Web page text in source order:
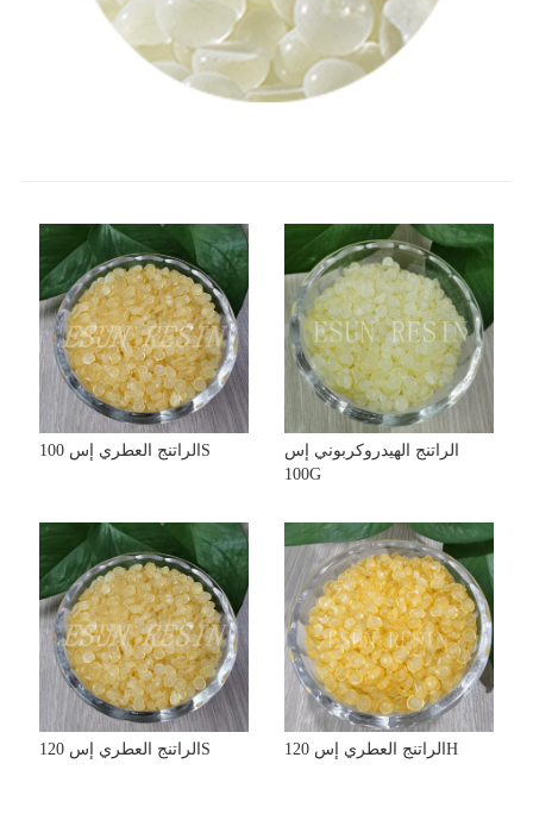
الراتنج العطري إس 100S
الراتنج الهيدروكربوني إس
100G
الراتنج العطري إس 120S الراتنج العطري إس 120H